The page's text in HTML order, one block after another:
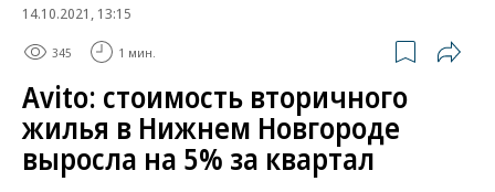
14.10.2021, 13:15
345 1 мин.
Avito: стоимость вторичного
жилья в Нижнем Новгороде
выросла на 5% за квартал